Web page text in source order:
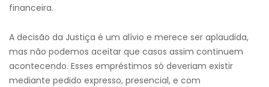
financeira.
A decisão da Justiça é um alívio e merece ser aplaudida,
mas não podemos aceitar que casos assim continuem
acontecendo. Esses empréstimos só deveriam existir
mediante pedido expresso, presencial, e com